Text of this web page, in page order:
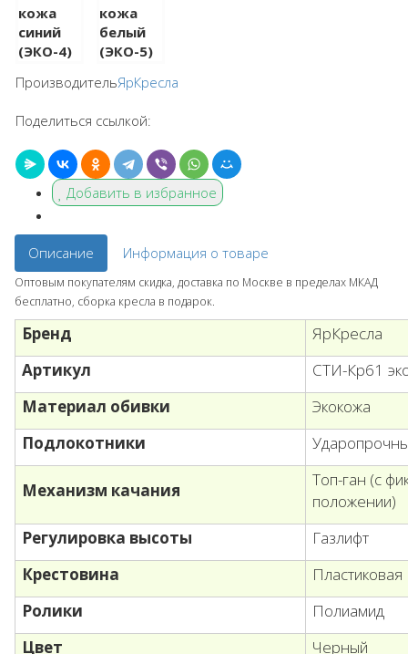
ПроизводительЯрКресла
Поделиться ссылкой:
Добавить в избранное
Описание Информация о товаре
Оптовым покупателям скидка, доставка по Москве в пределах МКАД
бесплатно, сборка кресла в подарок.
Бренд
ЯрКресла
Артикул
СТИ-Кр61
Материал обивки
Экокожа
Подлокотники
Механизм качания
Топ-ган (с
положении)
Регулировка высоты
Газлифт
Крестовина
Пластиковая
Ролики
Полиамид
Цвет
Черный